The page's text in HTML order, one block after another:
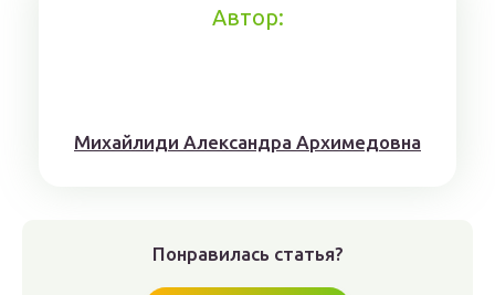
Автор:
Михaйлиди Aлександрa Aрхимедовна
Понравилась статья?